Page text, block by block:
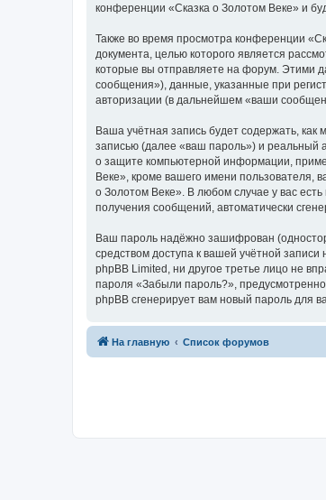
конференции «Сказка о Золотом Веке» и
Также во время просмотра конференции
документа, целью которого является
которые вы отправляете на форум. Этими
сообщения»), данные, указанные при
авторизации (в дальнейшем «ваши
Ваша учётная запись будет содержать,
записью (далее «ваш пароль») и реальный
о защите компьютерной информации,
Веке», кроме вашего имени пользователя,
о Золотом Веке». В любом случае у вас
получения сообщений, автоматически
Ваш пароль надёжно зашифрован
средством доступа к вашей учётной
phpBB Limited, ни другое третье лицо не
пароля «Забыли пароль?»,
phpBB сгенерирует вам новый пароль для
На главную Список форумов